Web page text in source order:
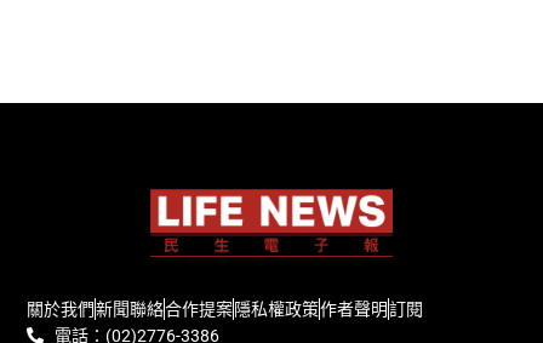
關於我們新聞聯絡合作提案隱私權政策作者聲明訂閱
電話：(02)2776-3386